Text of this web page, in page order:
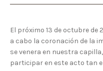
El próximo 13 de octubre de
a cabo la coronación de la
se venera en nuestra
participar en este acto tan